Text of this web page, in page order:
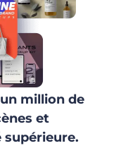
million de
et
supérieure.